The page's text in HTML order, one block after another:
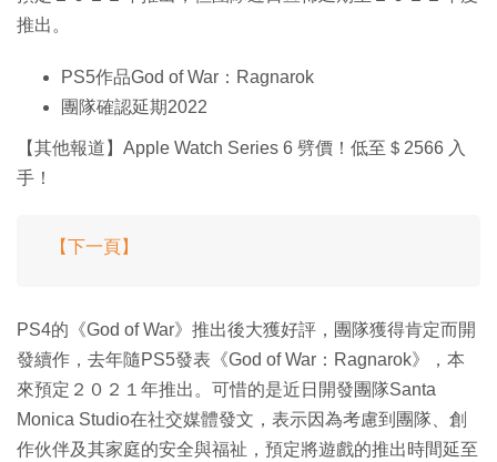
推出。
PS5作品God of War：Ragnarok
團隊確認延期2022
【其他報道】Apple Watch Series 6 劈價！低至＄2566 入
手！
【下一頁】
PS4的《God of War》推出後大獲好評，團隊獲得肯定而開
發續作，去年隨PS5發表《God of War：Ragnarok》，本
來預定２０２１年推出。可惜的是近日開發團隊Santa
Monica Studio在社交媒體發文，表示因為考慮到團隊、創
作伙伴及其家庭的安全與福祉，預定將遊戲的推出時間延至